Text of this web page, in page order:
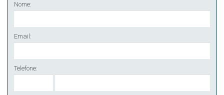
Nome:
Email:
Telefone: